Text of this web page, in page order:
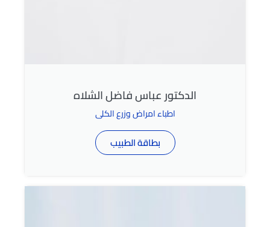
الدكتور عباس فاضل الشلاه
اطباء امراض وزرع الكلى
بطاقة الطبيب